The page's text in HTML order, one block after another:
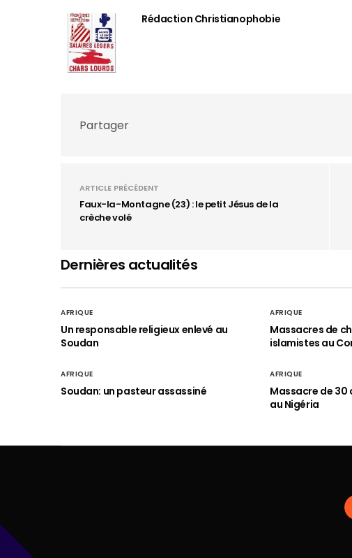
Rédaction Christianophobie
Partager
ARTICLE PRÉCÉDENT
Faux-la-Montagne (23) : le petit Jésus de la
crèche volé
Dernières actualités
AFRIQUE
Un responsable religieux enlevé au
Soudan
AFRIQUE
Massacres de
islamistes au
AFRIQUE
Soudan: un pasteur assassiné
AFRIQUE
Massacre de 30
au Nigéria